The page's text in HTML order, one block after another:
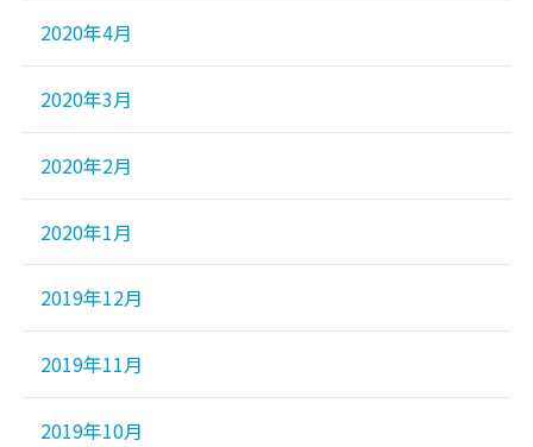
2020年4月
2020年3月
2020年2月
2020年1月
2019年12月
2019年11月
2019年10月